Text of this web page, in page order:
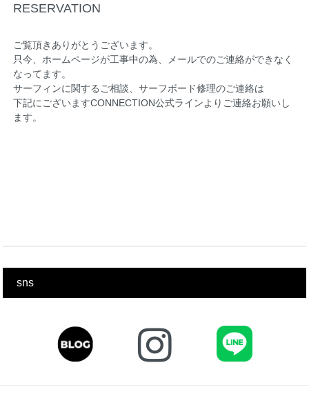
RESERVATION
ご覧頂きありがとうございます。
只今、ホームページが工事中の為、メールでのご連絡ができなく
なってます。
サーフィンに関するご相談、サーフボード修理のご連絡は
下記にございますCONNECTION公式ラインよりご連絡お願いし
ます。
sns